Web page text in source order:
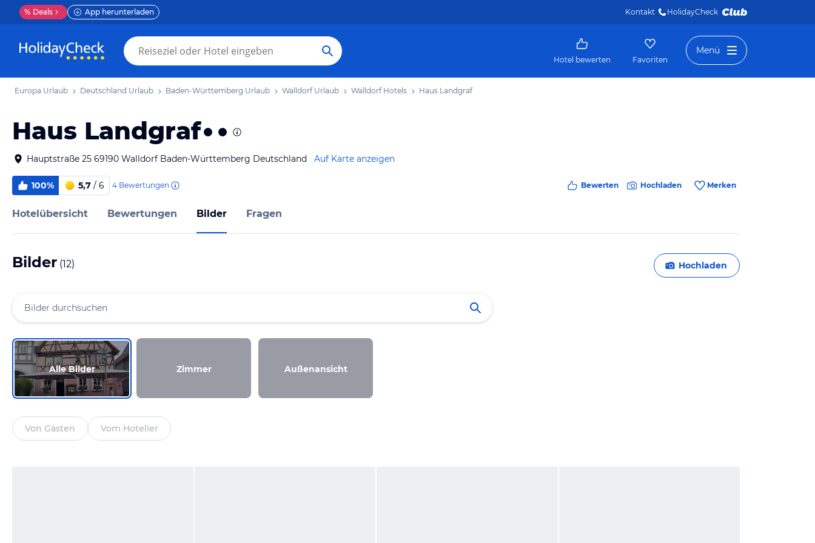
% Deals App herunterladen Kontakt HolidayCheck
Hotel bewerten Favoriten
Menü
Europa Urlaub Deutschland Urlaub Baden-Württemberg Urlaub Walldorf Urlaub Walldorf Hotels Haus Landgraf
Haus Landgraf
Hauptstraße 25 69190 Walldorf Baden-Württemberg Deutschland Auf Karte anzeigen
100% 5,7 / 6 4 Bewertungen Bewerten Hochladen Merken
Hotelübersicht Bewertungen Bilder Fragen
Bilder (12) Hochladen
Alle Bilder Zimmer Außenansicht
Von Gästen Vom Hotelier